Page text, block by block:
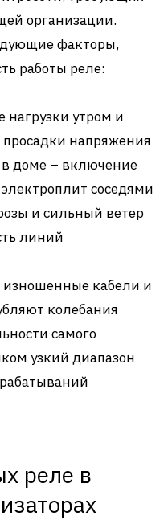
организации.
факторы,
работы реле:
нагрузки утром и
напряжения
доме – включение
соседями
и сильный ветер
линий
изношенные кабели и
колебания
самого
узкий диапазон
реле в